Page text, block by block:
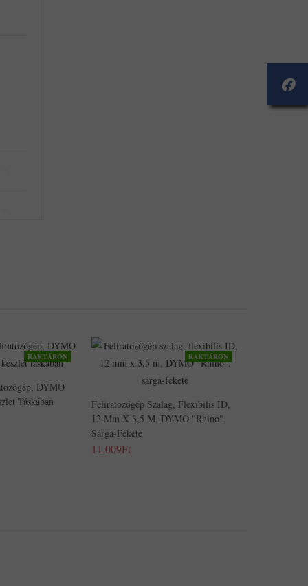
RAKTÁRON
DYMO
Táskában
RAKTÁRON
Feliratozógép Szalag, Flexibilis ID,
12 Mm X 3,5 M, DYMO "Rhino",
Sárga-Fekete
11,009Ft